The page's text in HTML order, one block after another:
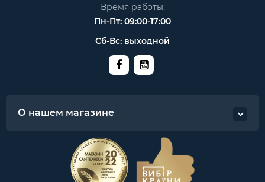
Время работы:
Пн-Пт: 09:00-17:00
Сб-Вс: выходной
О нашем магазине